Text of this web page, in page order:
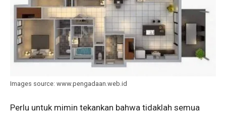
Images source: www.pengadaan.web.id
Perlu untuk mimin tekankan bahwa tidaklah semua